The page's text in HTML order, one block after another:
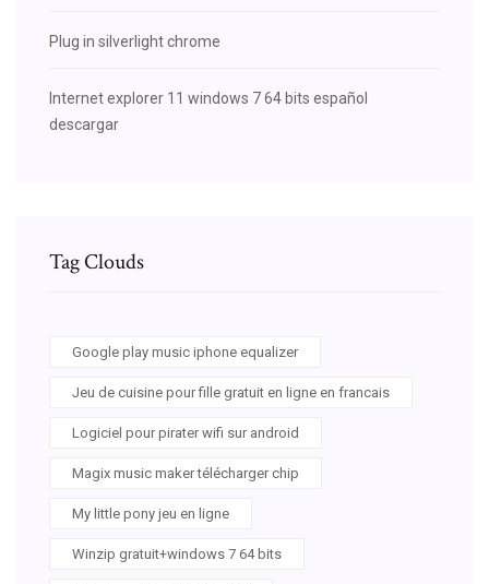
Plug in silverlight chrome
Internet explorer 11 windows 7 64 bits español
descargar
Tag Clouds
Google play music iphone equalizer
Jeu de cuisine pour fille gratuit en ligne en francais
Logiciel pour pirater wifi sur android
Magix music maker télécharger chip
My little pony jeu en ligne
Winzip gratuit+windows 7 64 bits